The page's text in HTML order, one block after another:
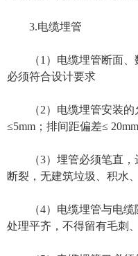
3.电缆埋管
（1）电缆埋管断面、
必须符合设计要求
（2）电缆埋管安装的
≤5mm；排间距偏差≤ 20mm
（3）埋管必须笔直，
断裂，无建筑垃圾、积水
（4）电缆埋管与电缆
处理平齐，不得留有毛刺